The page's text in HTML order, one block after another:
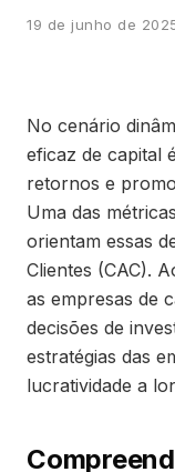
19 de junho de
No cenário
eficaz de capital
retornos e
Uma das
orientam essas
Clientes (CAC).
as empresas de
decisões de
estratégias das
lucratividade a